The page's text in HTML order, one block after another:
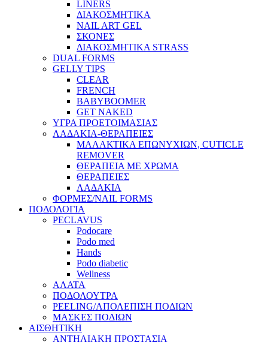
LINERS
ΔΙΑΚΟΣΜΗΤΙΚΑ
NAIL ART GEL
ΣΚΟΝΕΣ
ΔΙΑΚΟΣΜΗΤΙΚΑ STRASS
DUAL FORMS
GELLY TIPS
CLEAR
FRENCH
BABYBOOMER
GET NAKED
ΥΓΡΑ ΠΡΟΕΤΟΙΜΑΣΙΑΣ
ΛΑΔΑΚΙΑ-ΘΕΡΑΠΕΙΕΣ
ΜΑΛΑΚΤΙΚΑ ΕΠΩΝΥΧΙΩΝ, CUTICLE
REMOVER
ΘΕΡΑΠΕΙΑ ΜΕ ΧΡΩΜΑ
ΘΕΡΑΠΕΙΕΣ
ΛΑΔΑΚΙΑ
ΦΟΡΜΕΣ/NAIL FORMS
ΠΟΔΟΛΟΓΙΑ
PECLAVUS
Podocare
Podo med
Hands
Podo diabetic
Wellness
ΑΛΑΤΑ
ΠΟΔΟΛΟΥΤΡΑ
PEELING/ΑΠΟΛΕΠΙΣΗ ΠΟΔΙΩΝ
ΜΑΣΚΕΣ ΠΟΔΙΩΝ
ΑΙΣΘΗΤΙΚΗ
ΑΝΤΗΛΙΑΚΗ ΠΡΟΣΤΑΣΙΑ